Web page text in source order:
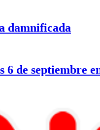
damnificada
de septiembre